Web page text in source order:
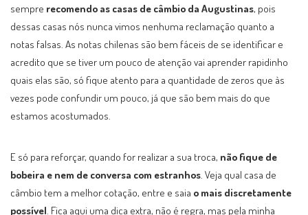
sempre recomendo as casas de câmbio da Augustinas, pois
dessas casas nós nunca vimos nenhuma reclamação quanto a
notas falsas. As notas chilenas são bem fáceis de se identificar e
acredito que se tiver um pouco de atenção vai aprender rapidinho
quais elas são, só fique atento para a quantidade de zeros que às
vezes pode confundir um pouco, já que são bem mais do que
estamos acostumados.
E só para reforçar, quando for realizar a sua troca, não fique de
bobeira e nem de conversa com estranhos . Veja qual casa de
câmbio tem a melhor cotação, entre e saia o mais discretamente
possível . Fica aqui uma dica extra, não é regra, mas pela minha